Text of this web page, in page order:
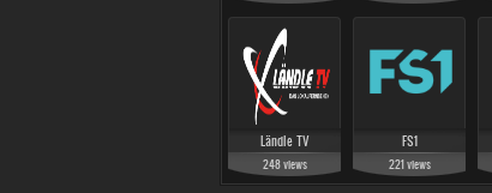
Ländle TV
248views
FS1
221views